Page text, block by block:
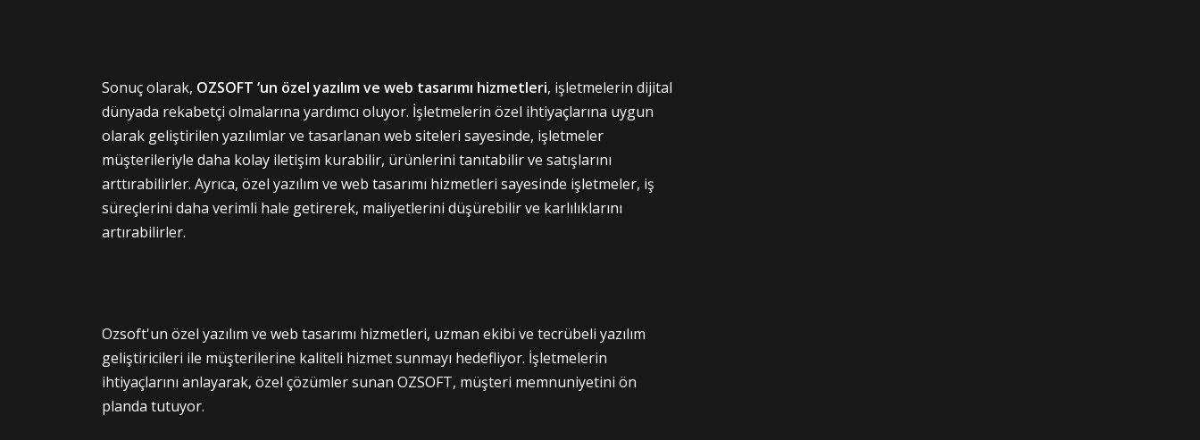
Sonuç olarak, OZSOFT ‘un özel yazılım ve web tasarımı hizmetleri, işletmelerin dijital
dünyada rekabetçi olmalarına yardımcı oluyor. İşletmelerin özel ihtiyaçlarına uygun
olarak geliştirilen yazılımlar ve tasarlanan web siteleri sayesinde, işletmeler
müşterileriyle daha kolay iletişim kurabilir, ürünlerini tanıtabilir ve satışlarını
arttırabilirler. Ayrıca, özel yazılım ve web tasarımı hizmetleri sayesinde işletmeler, iş
süreçlerini daha verimli hale getirerek, maliyetlerini düşürebilir ve karlılıklarını
artırabilirler.
Ozsoft'un özel yazılım ve web tasarımı hizmetleri, uzman ekibi ve tecrübeli yazılım
geliştiricileri ile müşterilerine kaliteli hizmet sunmayı hedefliyor. İşletmelerin
ihtiyaçlarını anlayarak, özel çözümler sunan OZSOFT, müşteri memnuniyetini ön
planda tutuyor.